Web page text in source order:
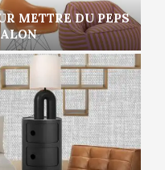
METTRE DU PEPS